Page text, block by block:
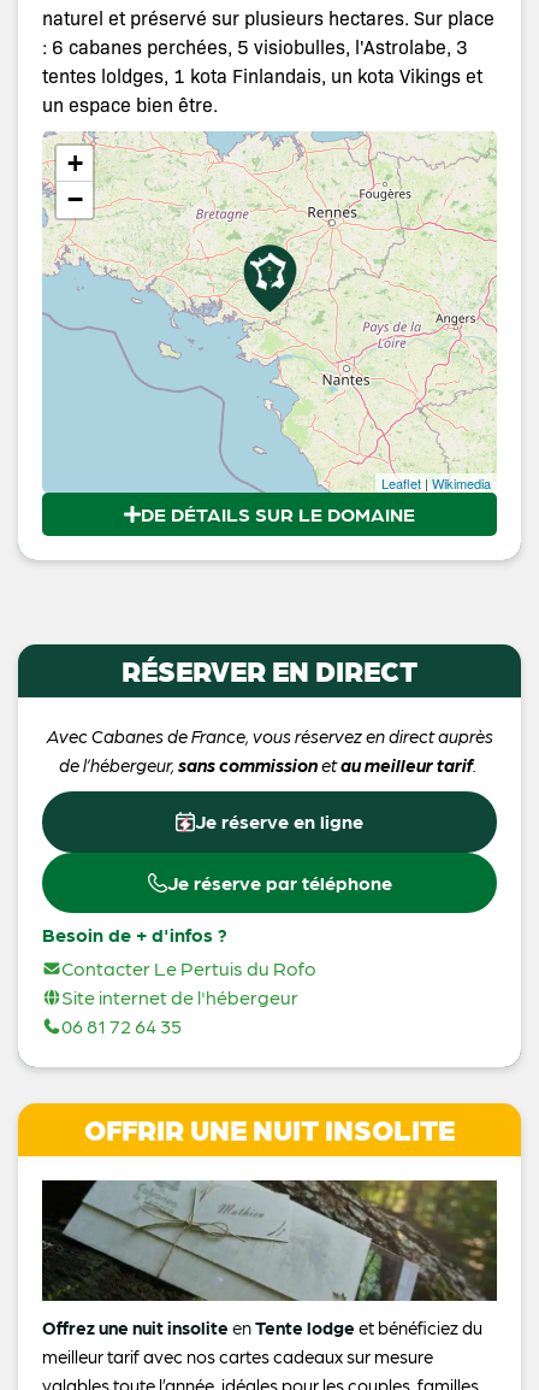
naturel et préservé sur plusieurs hectares. Sur place
: 6 cabanes perchées, 5 visiobulles, l'Astrolabe, 3
tentes loldges, 1 kota Finlandais, un kota Vikings et
un espace bien être.
+
−
Leaflet | Wikimedia
DE DÉTAILS SUR LE DOMAINE
RÉSERVER EN DIRECT
Avec Cabanes de France, vous réservez en direct auprès
de l’hébergeur, sans commissionetau meilleur tarif.
Je réserve en ligne
Je réserve par téléphone
Besoin de + d'infos ?
Contacter Le Pertuis du Rofo
Site internet de l'hébergeur
06 81 72 64 35
OFFRIR UNE NUIT INSOLITE
Offrez une nuit insolite enTente lodge et bénéficiez du
meilleur tarif avec nos cartes cadeaux sur mesure
valables toute l’année, idéales pour les couples, familles